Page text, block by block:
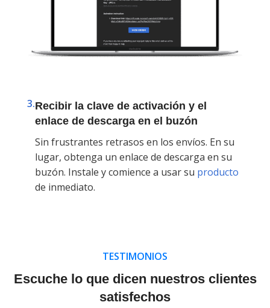
3.Recibir la clave de activación y el
enlace de descarga en el buzón
Sin frustrantes retrasos en los envíos. En su
lugar, obtenga un enlace de descarga en su
buzón. Instale y comience a usar su producto
de inmediato.
TESTIMONIOS
Escuche lo que dicen nuestros clientes
satisfechos